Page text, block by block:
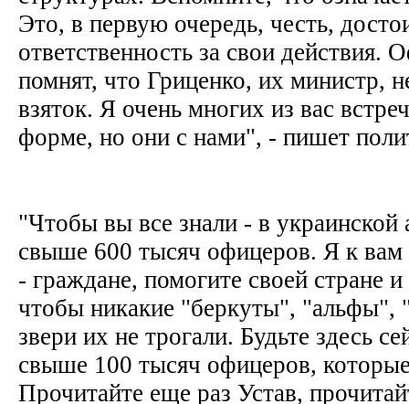
Это, в первую очередь, честь,
ответственность за свои действия.
помнят, что Гриценко, их министр,
взяток. Я очень многих из вас
форме, но они с нами", - пишет
"Чтобы вы все знали - в украинской
свыше 600 тысяч офицеров. Я к
- граждане, помогите своей стране
чтобы никакие "беркуты", "альфы",
звери их не трогали. Будьте здесь
свыше 100 тысяч офицеров,
Прочитайте еще раз Устав,